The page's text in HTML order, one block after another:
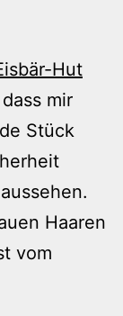
Hut
mir
Stück
Haaren
vom